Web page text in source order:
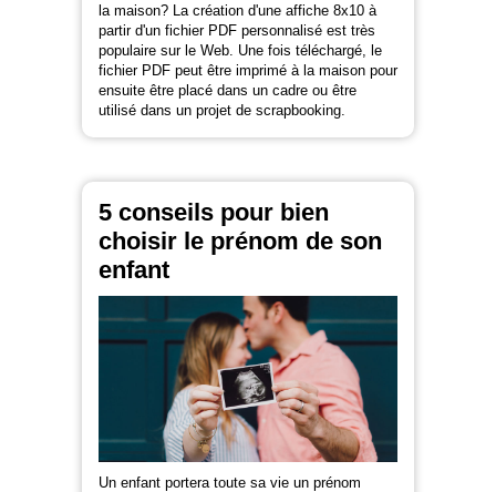
la maison? La création d'une affiche 8x10 à
partir d'un fichier PDF personnalisé est très
populaire sur le Web. Une fois téléchargé, le
fichier PDF peut être imprimé à la maison pour
ensuite être placé dans un cadre ou être
utilisé dans un projet de scrapbooking.
5 conseils pour bien
choisir le prénom de son
enfant
Un enfant portera toute sa vie un prénom